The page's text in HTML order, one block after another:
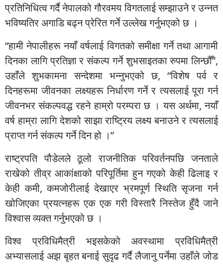
प्रतिनिधित्व गर्दै नेपालको गौरवमय विगतलाई सम्झाउने र उन्नत
भविष्यतिर अगाडि बढ्न प्रेरित गर्ने उल्लेख गर्नुभएको छ ।
“हामी नेपालीहरू नयाँ वर्षलाई विगतको समीक्षा गर्ने तथा आगामी
दिनका लागि प्रतिज्ञा र संकल्प गर्ने शुभसाइतका रुपमा लिन्छौँ”,
उहाँले शुभकामना सन्देशमा भन्नुभएको छ, “विशेष पर्व र
दिनहरूमा जीवनका लक्ष्यहरू निर्धारण गर्ने र त्यसलाई पूरा गर्न
जीवनभर संकल्पवद्ध रहने हाम्रो परम्परा छ । यस अर्थमा, नयाँ
वर्ष हाम्रा लागि देशको साझा राष्ट्रिय लक्ष्य बनाउने र त्यसलाई
प्राप्त गर्न संकल्प गर्ने दिन हो ।”
राष्ट्रपति पौडेलले ठूलो राजनीतिक परिवर्तनपछि जनताले
राखेको तीव्र आकांक्षाको परिपूर्तिमा हुन गएको केही ढिलाइ र
केही कमी, कमजोरीलाई देखाएर भ्रमपूर्ण स्थिति सृजना गर्न
खोजिएका प्रयत्नहरू एक एक गरी विस्तारै निस्तेज हुँदै जाने
विश्वास व्यक्त गर्नुभएको छ ।
विश्व प्रविधिमैत्री भइसकेको अवस्थामा प्रविधिमैत्री
अभ्यासलाई अझ बृहत बनाई सुदृढ गर्दै लैजानु पर्नेमा उहाँले जोड